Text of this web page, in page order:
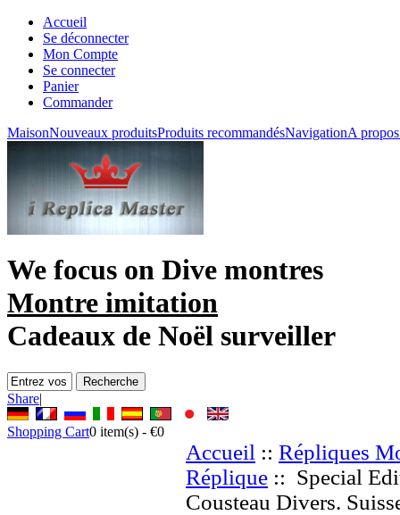
Accueil
Se déconnecter
Mon Compte
Se connecter
Panier
Commander
MaisonNouveaux produitsProduits recommandésNavigationA
We focus on Dive montres
Montre imitation
Cadeaux de Noël surveiller
Share|
Shopping Cart0 item(s) - €0
Accueil :: Répliques
Réplique :: Special
Cousteau Divers.